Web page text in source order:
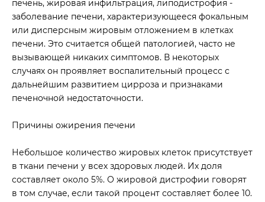
печень, жировая инфильтрация, липодистрофия -
заболевание печени, характеризующееся фокальным
или дисперсным жировым отложением в клетках
печени. Это считается общей патологией, часто не
вызывающей никаких симптомов. В некоторых
случаях он проявляет воспалительный процесс с
дальнейшим развитием цирроза и признаками
печеночной недостаточности.
Причины ожирения печени
Небольшое количество жировых клеток присутствует
в ткани печени у всех здоровых людей. Их доля
составляет около 5%. О жировой дистрофии говорят
в том случае, если такой процент составляет более 10.